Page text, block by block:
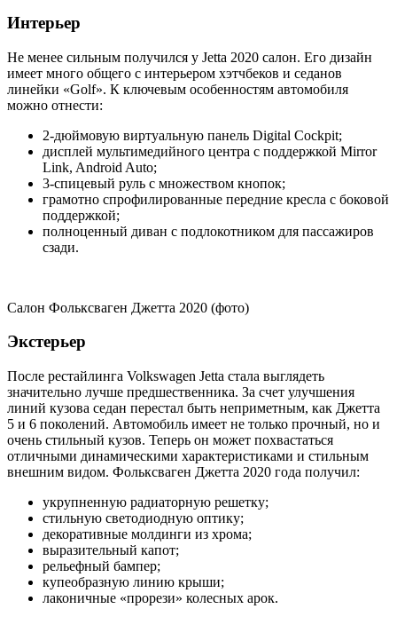
Интерьер
Не менее сильным получился у Jetta 2020 салон. Его дизайн
имеет много общего с интерьером хэтчбеков и седанов
линейки «Golf». К ключевым особенностям автомобиля
можно отнести:
2-дюймовую виртуальную панель Digital Cockpit;
дисплей мультимедийного центра с поддержкой Mirror
Link, Android Auto;
3-спицевый руль с множеством кнопок;
грамотно спрофилированные передние кресла с боковой
поддержкой;
полноценный диван с подлокотником для пассажиров
сзади.
Салон Фольксваген Джетта 2020 (фото)
Экстерьер
После рестайлинга Volkswagen Jetta стала выглядеть
значительно лучше предшественника. За счет улучшения
линий кузова седан перестал быть неприметным, как Джетта
5 и 6 поколений. Автомобиль имеет не только прочный, но и
очень стильный кузов. Теперь он может похвастаться
отличными динамическими характеристиками и стильным
внешним видом. Фольксваген Джетта 2020 года получил:
укрупненную радиаторную решетку;
стильную светодиодную оптику;
декоративные молдинги из хрома;
выразительный капот;
рельефный бампер;
купеобразную линию крыши;
лаконичные «прорези» колесных арок.